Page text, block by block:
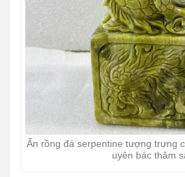
Ấn rồng đá serpentine tượng trưng
uyên bác thâm